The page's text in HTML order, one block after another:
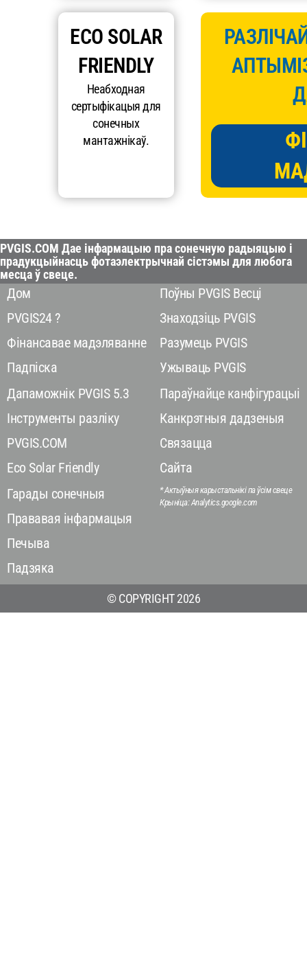
ECO SOLAR
FRIENDLY
Неабходная
сертыфікацыя для
сонечных
мантажнікаў.
PVGIS.COM Дае інфармацыю пра сонечную радыяцыю і
прадукцыйнасць фотаэлектрычнай сістэмы для любога
месца ў свеце.
Дом
PVGIS24 ?
Фінансавае мадэляванне
Падпіска
Дапаможнік PVGIS 5.3
Інструменты разліку
PVGIS.COM
Eco Solar Friendly
Гарады сонечныя
Прававая інфармацыя
Печыва
Падзяка
Поўны PVGIS Весці
Знаходзіць PVGIS
Разумець PVGIS
Ужываць PVGIS
Параўнайце канфігурацыі
Канкрэтныя дадзеныя
Связацца
Сайта
* Актыўныя карыстальнікі па ўсім свеце
Крыніца: Analytics.google.com
© COPYRIGHT 2026